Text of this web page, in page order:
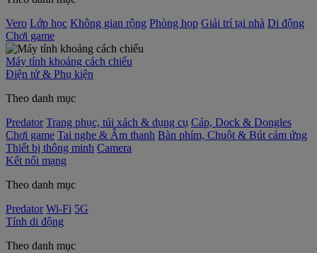
Vero Lớp học Không gian rộng Phòng họp Giải trí tại nhà Di động
Chơi game
Máy tính khoảng cách chiếu
Điện tử & Phụ kiện
Theo danh mục
Predator Trang phục, túi xách & dụng cụ Cáp, Dock & Dongles
Chơi game Tai nghe & Âm thanh Bàn phím, Chuột & Bút cảm ứng
Thiết bị thông minh Camera
Kết nối mạng
Theo danh mục
Predator Wi-Fi 5G
Tính di động
Theo danh mục